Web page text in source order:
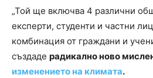
„Той ще включва 4 различни
експерти, студенти и частни
комбинация от граждани и
създаде радикално ново
изменението на климата.